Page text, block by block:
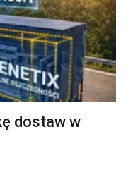
dostaw w